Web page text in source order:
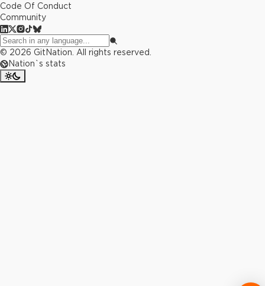
Code Of Conduct
Community
© 2026 GitNation. All rights reserved.
Nation`s stats